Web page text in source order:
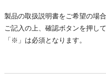
製品の取扱説明書をご希望の場
ご記入の上、確認ボタンを押して
「※」は必須となります。